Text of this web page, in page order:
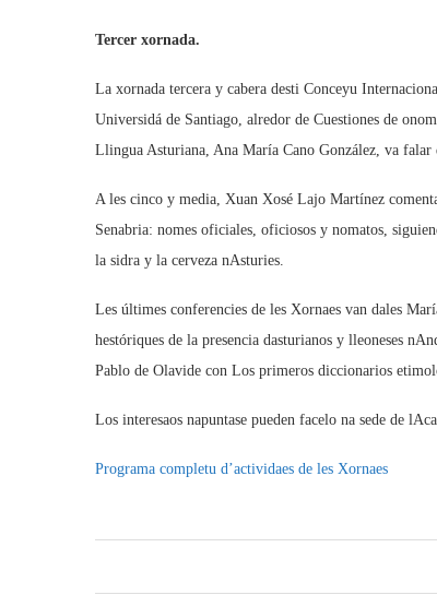
Tercer xornada.
La xornada tercera y cabera desti Conceyu
Universidá de Santiago, alredor de Cuestiones de
Llingua Asturiana, Ana María Cano González, va falar
A les cinco y media, Xuan Xosé Lajo Martínez
Senabria: nomes oficiales, oficiosos y nomatos,
la sidra y la cerveza nAsturies.
Les últimes conferencies de les Xornaes van dales
hestóriques de la presencia dasturianos y lleoneses
Pablo de Olavide con Los primeros diccionarios
Los interesaos napuntase pueden facelo na sede de
Programa completu d’actividaes de les Xornaes